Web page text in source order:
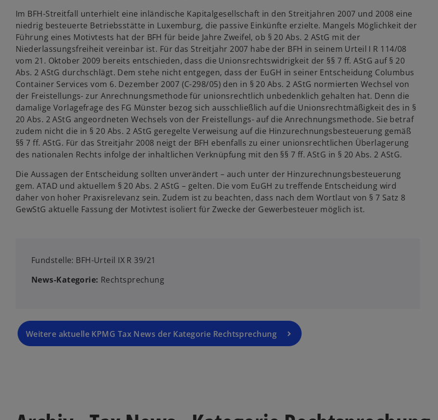
Im BFH-Streitfall unterhielt eine inländische Kapitalgesellschaft in den Streitjahren 2007 und 2008 eine
niedrig besteuerte Betriebsstätte in Luxemburg, die passive Einkünfte erzielte. Mangels Möglichkeit der
Führung eines Motivtests hat der BFH für beide Jahre Zweifel, ob § 20 Abs. 2 AStG mit der
Niederlassungsfreiheit vereinbar ist. Für das Streitjahr 2007 habe der BFH in seinem Urteil I R 114/08
vom 21. Oktober 2009 bereits entschieden, dass die Unionsrechtswidrigkeit der §§ 7 ff. AStG auf § 20
Abs. 2 AStG durchschlägt. Dem stehe nicht entgegen, dass der EuGH in seiner Entscheidung Columbus
Container Services vom 6. Dezember 2007 (C-298/05) den in § 20 Abs. 2 AStG normierten Wechsel von
der Freistellungs- zur Anrechnungsmethode für unionsrechtlich unbedenklich gehalten hat. Denn die
damalige Vorlagefrage des FG Münster bezog sich ausschließlich auf die Unionsrechtmäßigkeit des in §
20 Abs. 2 AStG angeordneten Wechsels von der Freistellungs- auf die Anrechnungsmethode. Sie betraf
zudem nicht die in § 20 Abs. 2 AStG geregelte Verweisung auf die Hinzurechnungsbesteuerung gemäß
§§ 7 ff. AStG. Für das Streitjahr 2008 neigt der BFH ebenfalls zu einer unionsrechtlichen Überlagerung
des nationalen Rechts infolge der inhaltlichen Verknüpfung mit den §§ 7 ff. AStG in § 20 Abs. 2 AStG.
Die Aussagen der Entscheidung sollten unverändert – auch unter der Hinzurechnungsbesteuerung
gem. ATAD und aktuellem § 20 Abs. 2 AStG – gelten. Die vom EuGH zu treffende Entscheidung wird
daher von hoher Praxisrelevanz sein. Zudem ist zu beachten, dass nach dem Wortlaut von § 7 Satz 8
GewStG aktuelle Fassung der Motivtest isoliert für Zwecke der Gewerbesteuer möglich ist.
Fundstelle: BFH-Urteil IX R 39/21
News-Kategorie: Rechtsprechung
Weitere aktuelle KPMG Tax News der Kategorie Rechtsprechung